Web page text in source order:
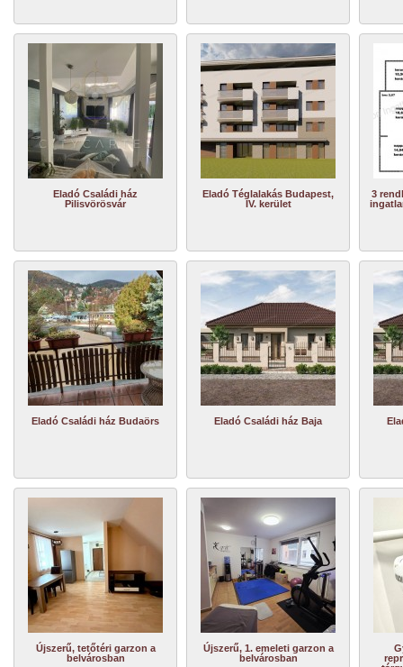
Eladó Családi ház
Pilisvörösvár
Eladó Téglalakás Budapest,
IV. kerület
3
Eladó Családi ház Budaörs Eladó Családi ház Baja
Újszerű, tetőtéri garzon a
belvárosban
Újszerű, 1. emeleti garzon a
belvárosban